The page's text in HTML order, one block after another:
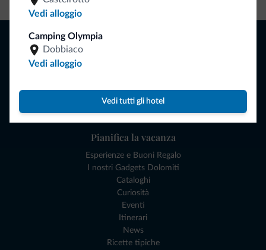
Vedi alloggio
Camping Olympia
Dobbiaco
Vedi alloggio
Vedi tutti gli hotel
Dove andare
Cosa fare
Pianifica la vacanza
Esperienze e Buoni Regalo
I nostri Gadgets Dolomiti
Cataloghi
Curiosità
Eventi
Itinerari
News
Ricette tipiche